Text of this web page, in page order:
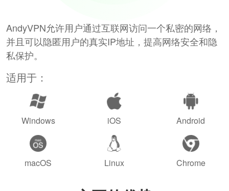
AndyVPN允许用户通过互联网访问一个私密的网络，
并且可以隐匿用户的真实IP地址，提高网络安全和隐
私保护。
适用于：
Windows iOS Android
macOS Linux Chrome